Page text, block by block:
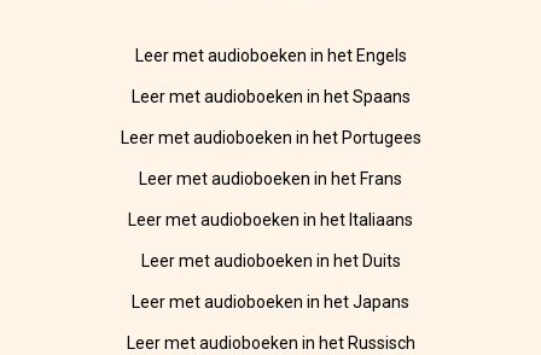
Leer met audioboeken in het Engels
Leer met audioboeken in het Spaans
Leer met audioboeken in het Portugees
Leer met audioboeken in het Frans
Leer met audioboeken in het Italiaans
Leer met audioboeken in het Duits
Leer met audioboeken in het Japans
Leer met audioboeken in het Russisch